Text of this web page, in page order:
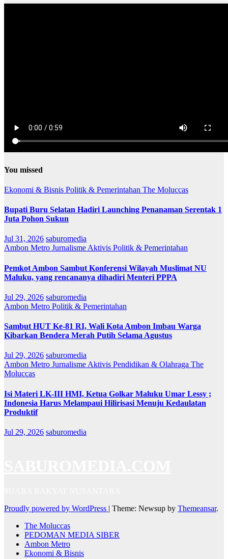
You missed
Ekonomi & Bisnis Politik & Pemerintahan The Moluccas
Bupati Buru Selatan Hadiri Launching Penanaman Serentak 1
Juta Pohon Sukun
Jul 31, 2026 saburomedia
Ambon Metro Jurnalisme Aktivis Politik & Pemerintahan
Pemkot Ambon Sambut Konferensi Wilayah Muslimat NU
Maluku, yang rencananya dihadiri Menteri PPPA
Jul 29, 2026 saburomedia
Ambon Metro Politik & Pemerintahan
Sambut HUT Ke-81 RI, Wali Kota Ambon Imbau Warga
Kibarkan Bendera Merah Putih Selama Agustus
Jul 29, 2026 saburomedia
Ambon Metro Jurnalisme Aktivis Pendidikan & Olahraga The
Moluccas
Isi Materi LK-III HMI, Ketua Golkar Maluku Umar Lessy ;
Indonesia Harus Melampaui Hilirisasi Menuju Kedaulatan
Produktif
Jul 29, 2026 saburomedia
Proudly powered by WordPress | Theme: Newsup by Themeansar.
The Moluccas
PEDOMAN MEDIA SIBER
Ambon Metro
Ekonomi & Bisnis